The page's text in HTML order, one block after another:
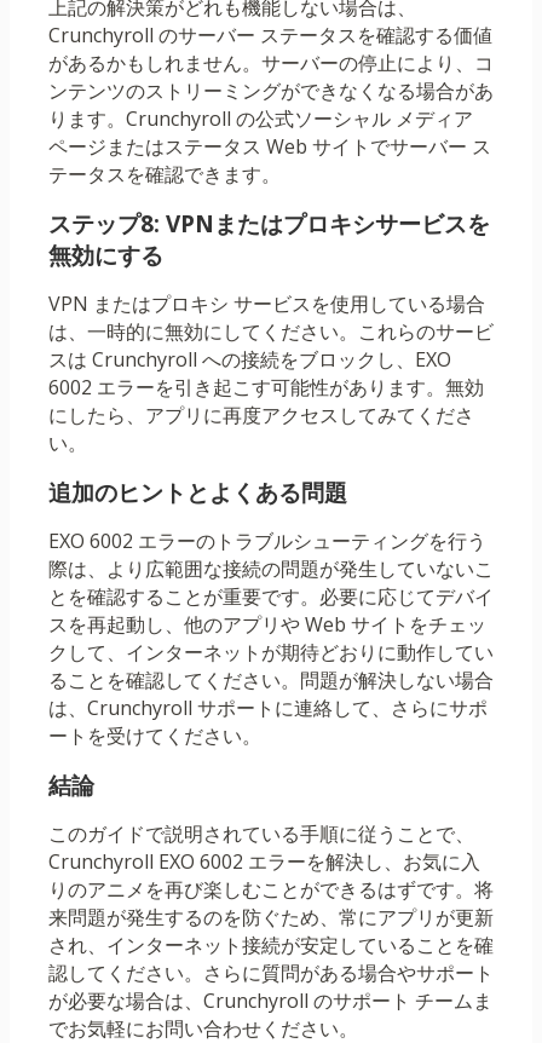
上記の解決策がどれも機能しない場合は、
Crunchyroll のサーバー ステータスを確認する価値
があるかもしれません。サーバーの停止により、コ
ンテンツのストリーミングができなくなる場合があ
ります。Crunchyroll の公式ソーシャル メディア
ページまたはステータス Web サイトでサーバー ス
テータスを確認できます。
ステップ8: VPNまたはプロキシサービスを
無効にする
VPN またはプロキシ サービスを使用している場合
は、一時的に無効にしてください。これらのサービ
スは Crunchyroll への接続をブロックし、EXO
6002 エラーを引き起こす可能性があります。無効
にしたら、アプリに再度アクセスしてみてくださ
い。
追加のヒントとよくある問題
EXO 6002 エラーのトラブルシューティングを行う
際は、より広範囲な接続の問題が発生していないこ
とを確認することが重要です。必要に応じてデバイ
スを再起動し、他のアプリや Web サイトをチェッ
クして、インターネットが期待どおりに動作してい
ることを確認してください。問題が解決しない場合
は、Crunchyroll サポートに連絡して、さらにサポ
ートを受けてください。
結論
このガイドで説明されている手順に従うことで、
Crunchyroll EXO 6002 エラーを解決し、お気に入
りのアニメを再び楽しむことができるはずです。将
来問題が発生するのを防ぐため、常にアプリが更新
され、インターネット接続が安定していることを確
認してください。さらに質問がある場合やサポート
が必要な場合は、Crunchyroll のサポート チームま
でお気軽にお問い合わせください。